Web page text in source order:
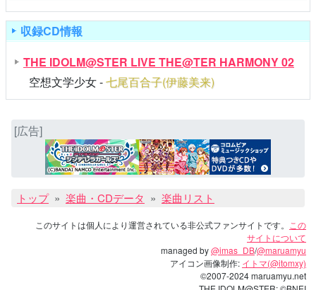
収録CD情報
THE IDOLM@STER LIVE THE@TER HARMONY 02
空想文学少女 -七尾百合子(伊藤美来)
[広告]
トップ 楽曲・CDデータ 楽曲リスト
このサイトは個人により運営されている非公式ファンサイトです。
この
サイトについて
managed by@imas_DB/@maruamyu
アイコン画像制作: イトマ(@itomxy)
©2007-2024 maruamyu.net